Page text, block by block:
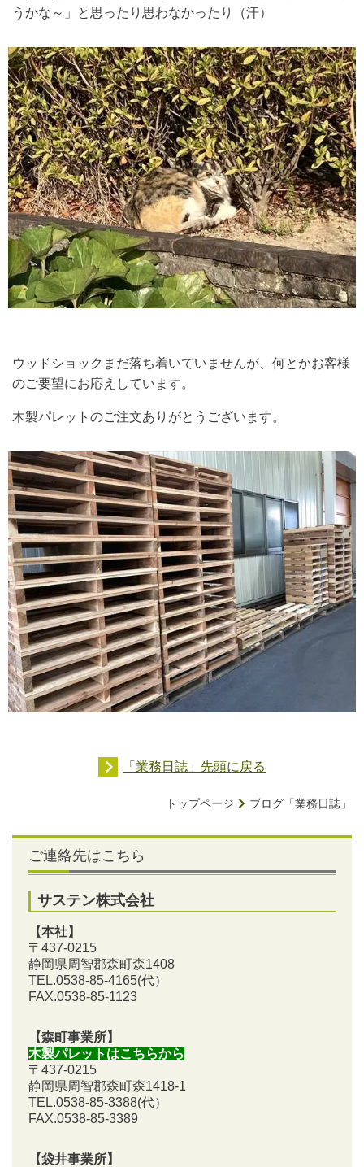
うかな～」と思ったり思わなかったり（汗）
ウッドショックまだ落ち着いていませんが、何とかお客様
のご要望にお応えしています。
木製パレットのご注文ありがとうございます。
「業務日誌」先頭に戻る
トップページ ブログ「業務日誌」
ご連絡先はこちら
サステン株式会社
【本社】
〒437-0215
静岡県周智郡森町森1408
TEL.0538-85-4165(代）
FAX.0538-85-1123
【森町事業所】
木製パレットはこちらから
〒437-0215
静岡県周智郡森町森1418-1
TEL.0538-85-3388(代）
FAX.0538-85-3389
【袋井事業所】